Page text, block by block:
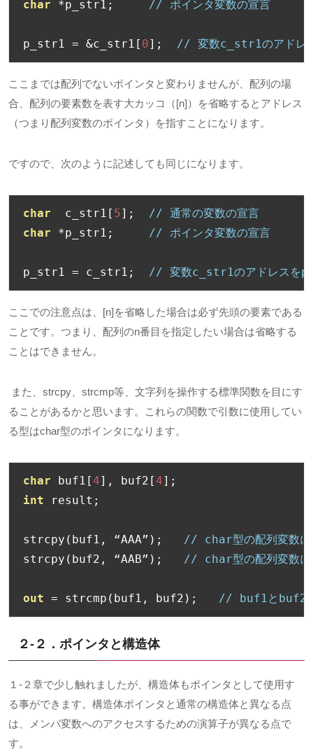
char *p_str1 ; // ポインタ変数の宣言
p_str1 = &c_str1 [ 0]; // 変数c_str1のアドレ
ここまでは配列でないポインタと変わりませんが、配列の場
合、配列の要素数を表す大カッコ（[n]）を省略するとアドレス
（つまり配列変数のポインタ）を指すことになります。
ですので、次のように記述しても同じになります。
char
  c_str1
[ 5];
// 通常の変数の宣言
char
*p_str1 ; // ポインタ変数の宣言
p_str1 = c_str1 ; // 変数c_str1のアドレスを
ここでの注意点は、[n]を省略した場合は必ず先頭の要素である
ことです。つまり、配列のn番目を指定したい場合は省略する
ことはできません。
また、strcpy、strcmp等、文字列を操作する標準関数を目にす
ることがあるかと思います。これらの関数で引数に使用してい
る型はchar型のポインタになります。
char buf1 [4], buf2 [4];
int result ;
strcpy ( buf1 , “AAA”);
// char型の配列変数に
strcpy ( buf2 , “AAB”); // char型の配列変数に
out = strcmp ( buf1 , buf2 ); // buf1とbuf2を
２-２．ポインタと構造体
１-２章で少し触れましたが、構造体もポインタとして使用す
る事ができます。構造体ポインタと通常の構造体と異なる点
は、メンバ変数へのアクセスするための演算子が異なる点で
す。